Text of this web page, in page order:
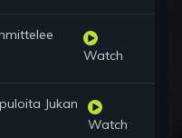
Watch
Jukan
Watch